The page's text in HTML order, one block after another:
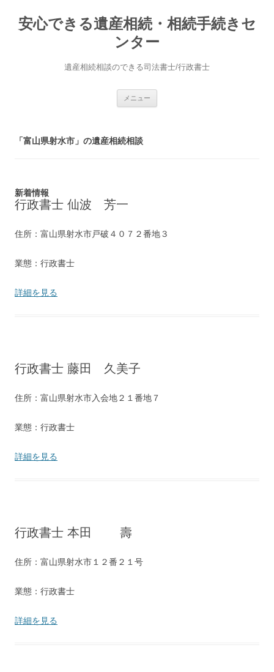
安心できる遺産相続・相続手続きセ
ンター
遺産相続相談のできる司法書士/行政書士
メニュー
「富山県射水市」の遺産相続相談
新着情報
行政書士 仙波 芳一
住所：富山県射水市戸破４０７２番地３
業態：行政書士
詳細を見る
行政書士 藤田 久美子
住所：富山県射水市入会地２１番地７
業態：行政書士
詳細を見る
行政書士 本田 壽
住所：富山県射水市１２番２１号
業態：行政書士
詳細を見る